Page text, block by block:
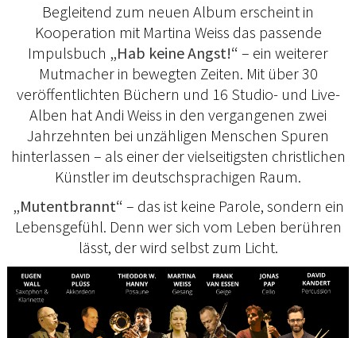
Begleitend zum neuen Album erscheint in
Kooperation mit Martina Weiss das passende
Impulsbuch „Hab keine Angst!“ – ein weiterer
Mutmacher in bewegten Zeiten. Mit über 30
veröffentlichten Büchern und 16 Studio- und Live-
Alben hat Andi Weiss in den vergangenen zwei
Jahrzehnten bei unzähligen Menschen Spuren
hinterlassen – als einer der vielseitigsten christlichen
Künstler im deutschsprachigen Raum.
„Mutentbrannt“ – das ist keine Parole, sondern ein
Lebensgefühl. Denn wer sich vom Leben berühren
lässt, der wird selbst zum Licht.